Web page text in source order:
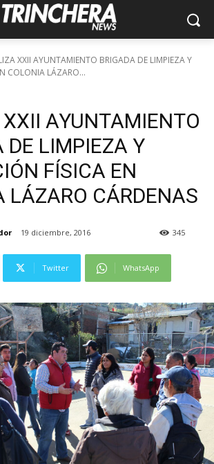
XXII AYUNTAMIENTO BRIGADA DE LIMPIEZA Y
COLONIA LÁZARO...
AYUNTAMIENTO
DE LIMPIEZA Y
FÍSICA EN
LÁZARO CÁRDENAS
19 diciembre, 2016 345
Twitter WhatsApp